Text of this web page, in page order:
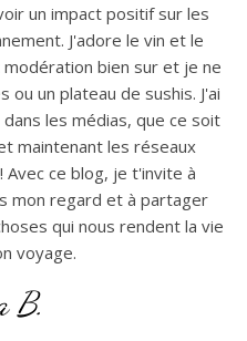
un impact positif sur les
J'adore le vin et le
bien sur et je ne
un plateau de sushis. J'ai
les médias, que ce soit
maintenant les réseaux
Avec ce blog, je t'invite à
mon regard et à partager
qui nous rendent la vie
voyage.
B.